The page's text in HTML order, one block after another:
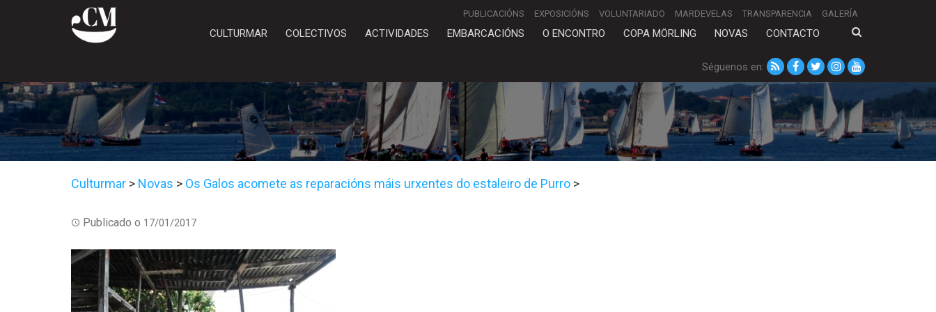
PUBLICACIÓNS EXPOSICIÓNS VOLUNTARIADO MARDEVELAS TRANSPARENCIA GALERÍA
CULTURMAR COLECTIVOS ACTIVIDADES EMBARCACIÓNS O ENCONTRO COPA MÖRLING NOVAS CONTACTO
Séguenos en:
Culturmar > Novas > Os Galos acomete as reparacións máis urxentes do estaleiro de Purro >
Publicado o 17/01/2017